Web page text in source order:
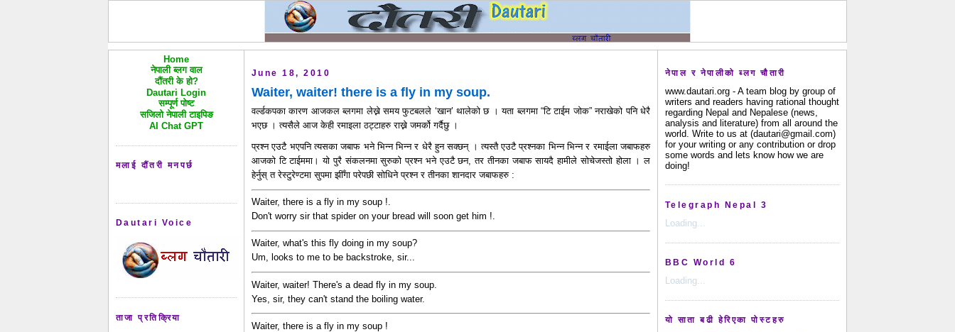
Home
नेपाली ब्लग वाल
दौंतरी के हो?
Dautari Login
सम्पूर्ण पोष्ट
सजिलो नेपाली टाइपिङ
AI Chat GPT
मलाई दौंतरी मनपर्छ
Dautari Voice
ताजा प्रतिक्रिया
June 18, 2010
Waiter, waiter! there is a fly in my soup.
वर्ल्डकपका कारण आजकल ब्लगमा लेख्ने समय फुटबलले ‘खान’ थालेको छ । यता ब्लगमा “टि टाईम जोक” नराखेको पनि धेरै
भएछ । त्यसैले आज केही रमाइला ठट्टाहरु राख्ने जमर्को गर्दैछु ।
प्रश्न एउटै भएपनि त्यसका जबाफ भने भिन्न भिन्न र धेरै हुन सक्छन् । त्यस्तै एउटै प्रश्नका भिन्न भिन्न र रमाईला जबाफहरु
आजको टि टाईममा। यो पुरै संकलनमा सुरुको प्रश्न भने एउटै छन, तर तीनका जबाफ सायदै हामीले सोचेजस्तो होला । ल
हेर्नुस् त रेस्टुरेण्टमा सुपमा झीँगा परेपछी सोधिने प्रश्न र तीनका शानदार जबाफहरु :
Waiter, there is a fly in my soup !.
Don't worry sir that spider on your bread will soon get him !.
Waiter, what's this fly doing in my soup?
Um, looks to me to be backstroke, sir...
Waiter, waiter! There's a dead fly in my soup.
Yes, sir, they can't stand the boiling water.
Waiter, there is a fly in my soup !
नेपाल र नेपालीको ब्लग चौतारी
www.dautari.org - A team blog by group of
writers and readers having rational thought
regarding Nepal and Nepalese (news,
analysis and literature) from all around the
world. Write to us at (dautari@gmail.com)
for your writing or any contribution or drop
some words and lets know how we are
doing!
Telegraph Nepal 3
Loading...
BBC World 6
Loading...
यो साता बढी हेरिएका पोस्टहरु